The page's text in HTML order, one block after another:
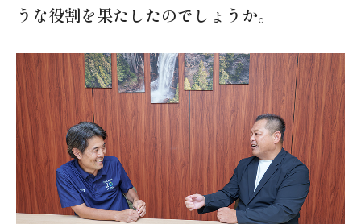
うな役割を果たしたのでしょうか。